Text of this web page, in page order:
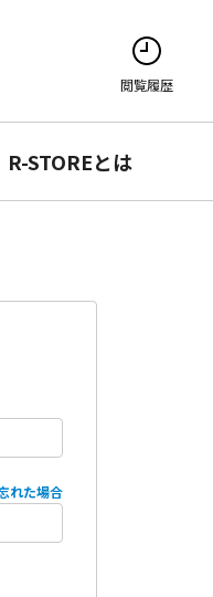
閲覧履歴
R-STOREとは
れた場合